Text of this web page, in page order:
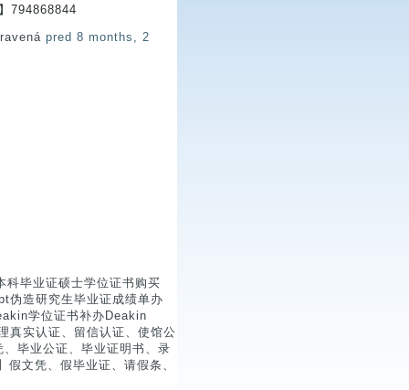
794868844
pred 8 months, 2
毕业证硕士学位证书购买
造研究生毕业证成绩单办
学位证书补办Deakin
实认证、留信认证、使馆公
毕业公证、毕业证明书、录
文凭、假毕业证、请假条、